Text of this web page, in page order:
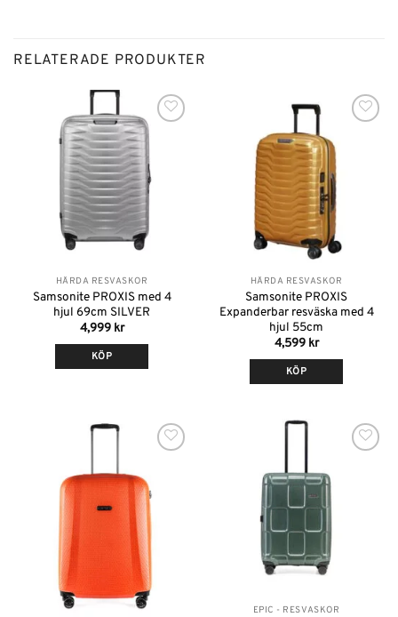
RELATERADE PRODUKTER
Lägg till i
önskelistan
HÅRDA RESVÄSKOR
Samsonite PROXIS med 4
hjul 69cm SILVER
4,999 kr
KÖP
önskelistan
HÅRDA RESVÄSKOR
Samsonite PROXIS
Expanderbar resväska med 4
hjul 55cm
4,599 kr
KÖP
önskelistan
Slut i lager
önskelistan
EPIC - RESVÄSKOR